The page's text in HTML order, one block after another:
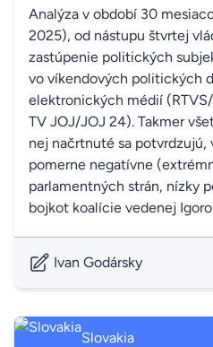
Analýza v období 30
2025), od nástupu štvrtej
zastúpenie politických
vo víkendových politických
elektronických médií (RTVS/
TV JOJ/JOJ 24). Takmer
nej načrtnuté sa potvrdzujú,
pomerne negatívne
parlamentných strán, nízky
bojkot koalície vedenej
Ivan Godársky
Slovakia